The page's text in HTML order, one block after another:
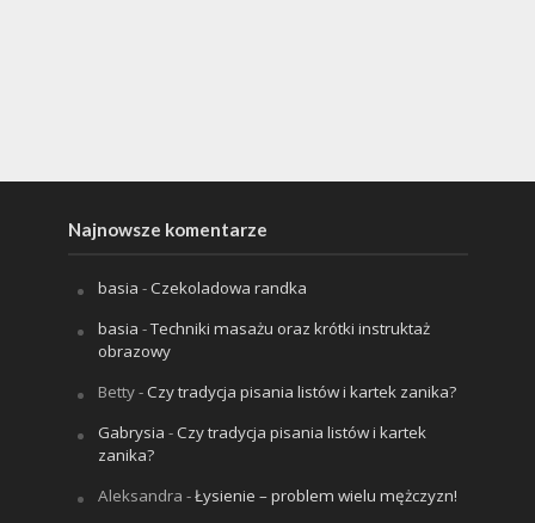
Najnowsze komentarze
basia -Czekoladowa randka
basia -Techniki masażu oraz krótki instruktaż
obrazowy
Betty-Czy tradycja pisania listów i kartek zanika?
Gabrysia -Czy tradycja pisania listów i kartek
zanika?
Aleksandra -Łysienie – problem wielu mężczyzn!